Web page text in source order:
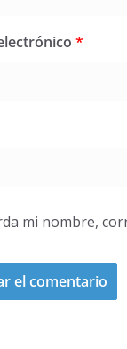
*
mi nombre,